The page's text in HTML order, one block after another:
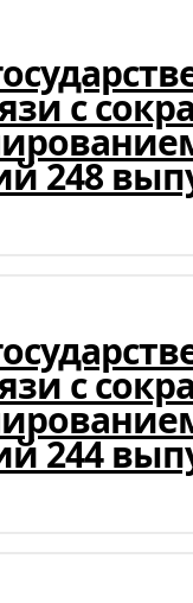
с
248
с
244